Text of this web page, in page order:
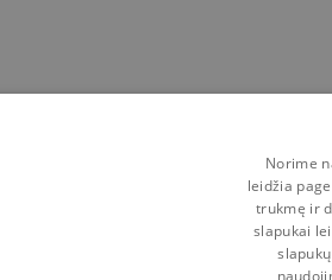
Norime
leidžia
trukmę ir
slapukai